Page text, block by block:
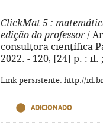
ClickMat 5 :
edição do professor/
consultora científica
2022. - 120, [24] p. : il.
Link persistente: http://
ADICIONADO